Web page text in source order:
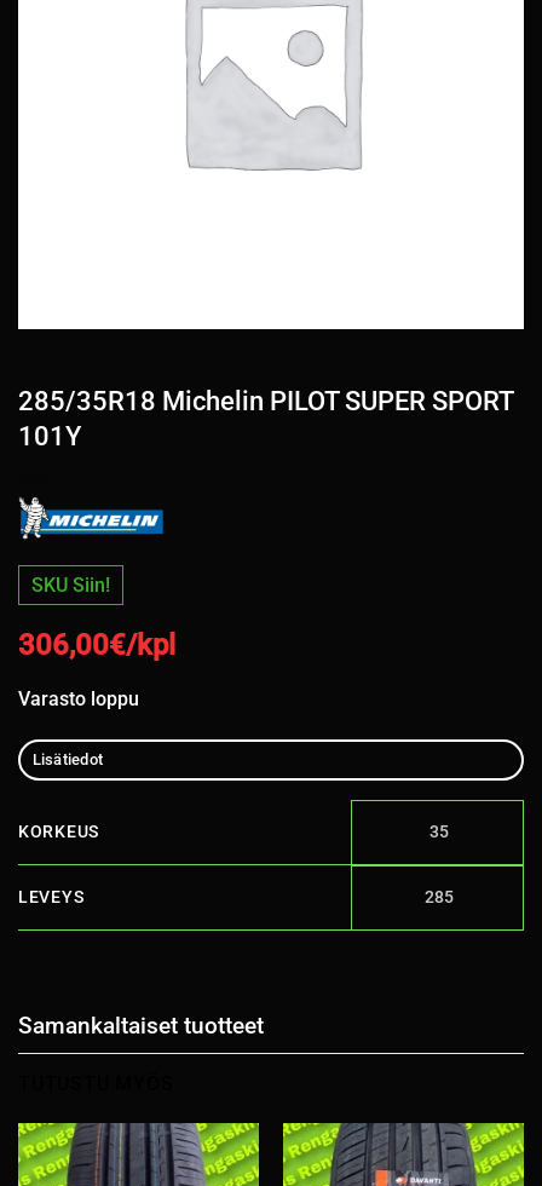
285/35R18 Michelin PILOT SUPER SPORT
101Y
SKU Siin!
306,00€/kpl
Varasto loppu
Lisätiedot
KORKEUS 35
LEVEYS 285
Samankaltaiset tuotteet